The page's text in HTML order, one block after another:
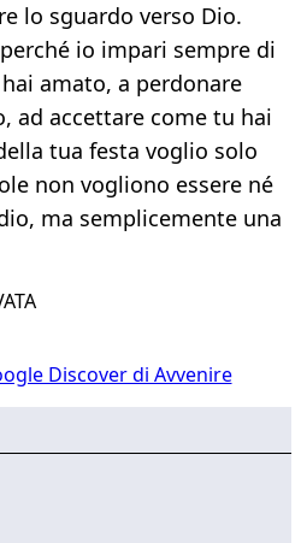
lo sguardo verso Dio.
io impari sempre di
amato, a perdonare
ad accettare come tu hai
tua festa voglio solo
non vogliono essere né
ma semplicemente una
Discover di Avvenire